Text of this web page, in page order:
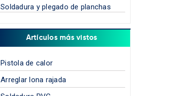
Soldadura y plegado de planchas
Artículos más vistos
Pistola de calor
Arreglar lona rajada